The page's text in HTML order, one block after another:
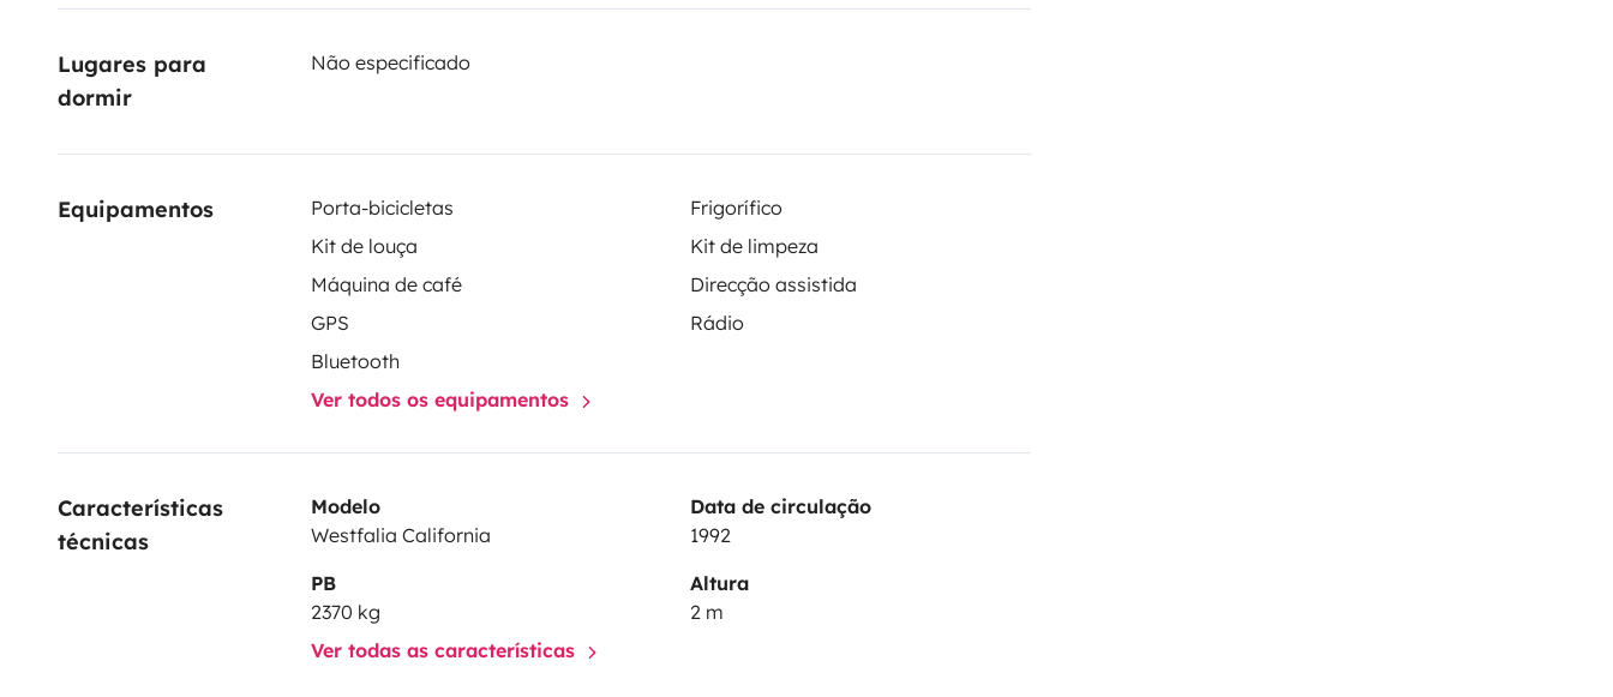
Lugares para
dormir
Não especificado
Equipamentos Porta-bicicletas
Frigorífico
Kit de louça
Kit de limpeza
Máquina de café
Direcção assistida
GPS
Rádio
Bluetooth
Ver todos os equipamentos
Características
técnicas
Modelo
Westfalia California
Data de circulação
1992
PB
2370 kg
Altura
2 m
Ver todas as características